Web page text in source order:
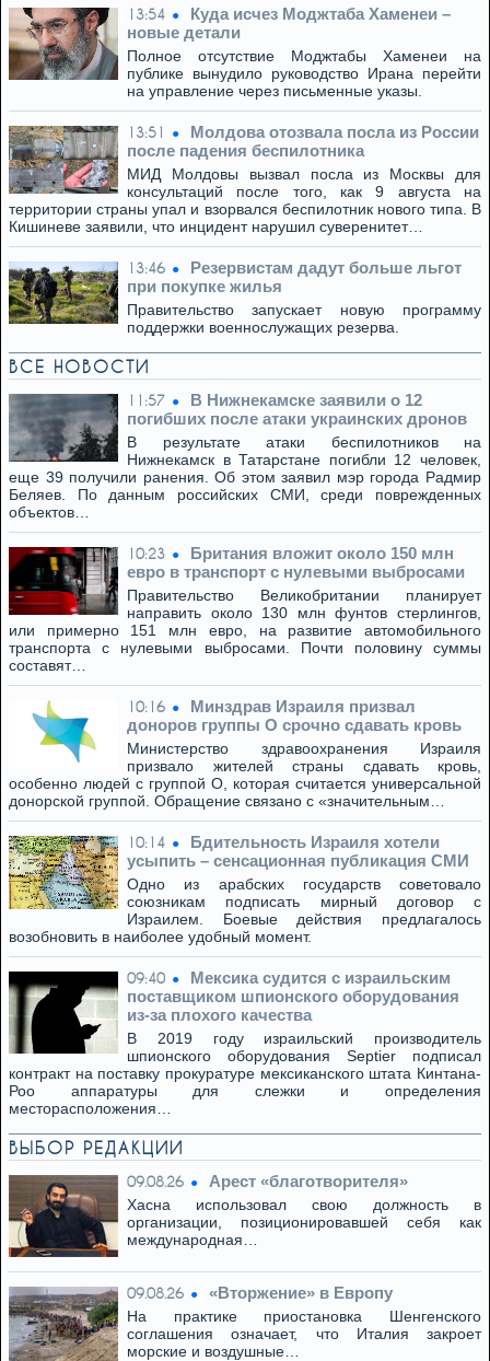
13:54
Куда исчез Моджтаба Хаменеи –
новые детали
Полное отсутствие Моджтабы Хаменеи на
публике вынудило руководство Ирана перейти
на управление через письменные указы.
13:51
Молдова отозвала посла из России
после падения беспилотника
МИД Молдовы вызвал посла из Москвы для
консультаций после того, как 9 августа на
территории страны упал и взорвался беспилотник нового типа. В
Кишиневе заявили, что инцидент нарушил суверенитет…
13:46
Резервистам дадут больше льгот
при покупке жилья
Правительство запускает новую программу
поддержки военнослужащих резерва.
ВСЕ НОВОСТИ
11:57
В Нижнекамске заявили о 12
погибших после атаки украинских дронов
В результате атаки беспилотников на
Нижнекамск в Татарстане погибли 12 человек,
еще 39 получили ранения. Об этом заявил мэр города Радмир
Беляев. По данным российских СМИ, среди поврежденных
объектов…
10:23
Британия вложит около 150 млн
евро в транспорт с нулевыми выбросами
Правительство Великобритании планирует
направить около 130 млн фунтов стерлингов,
или примерно 151 млн евро, на развитие автомобильного
транспорта с нулевыми выбросами. Почти половину суммы
составят…
10:16
Минздрав Израиля призвал
доноров группы O срочно сдавать кровь
Министерство здравоохранения Израиля
призвало жителей страны сдавать кровь,
особенно людей с группой O, которая считается универсальной
донорской группой. Обращение связано с «значительным…
10:14
Бдительность Израиля хотели
усыпить – сенсационная публикация СМИ
Одно из арабских государств советовало
союзникам подписать мирный договор с
Израилем. Боевые действия предлагалось
возобновить в наиболее удобный момент.
09:40
Мексика судится с израильским
поставщиком шпионского оборудования
из-за плохого качества
В 2019 году израильский производитель
шпионского оборудования Septier подписал
контракт на поставку прокуратуре мексиканского штата Кинтана-
Роо аппаратуры для слежки и определения
месторасположения…
ВЫБОР РЕДАКЦИИ
09.08.26 Арест «благотворителя»
Хасна использовал свою должность в
организации, позиционировавшей себя как
международная…
09.08.26 «Вторжение» в Европу
На практике приостановка Шенгенского
соглашения означает, что Италия закроет
морские и воздушные…